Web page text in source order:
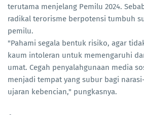
terutama menjelang Pemilu 2024.
radikal terorisme berpotensi tumbuh
pemilu.
"Pahami segala bentuk risiko, agar
kaum intoleran untuk memengaruhi
umat. Cegah penyalahgunaan media
menjadi tempat yang subur bagi
ujaran kebencian," pungkasnya.